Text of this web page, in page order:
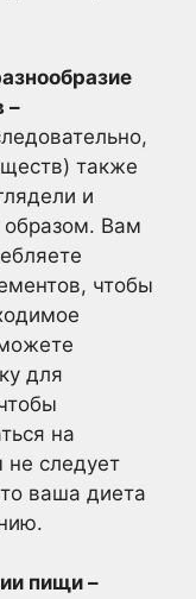
–
также
и
образом. Вам
чтобы
для
на
следует
ваша диета
пищи –